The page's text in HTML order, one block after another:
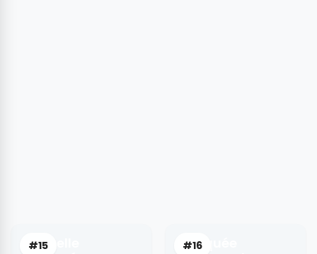
#15
Nouvelle
#16
Mosquée